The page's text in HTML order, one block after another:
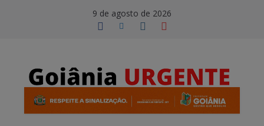
9 de agosto de 2026
modal-check